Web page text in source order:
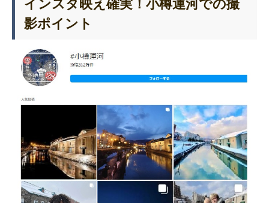
インスタ映え確実！小樽運河での撮
影ポイント